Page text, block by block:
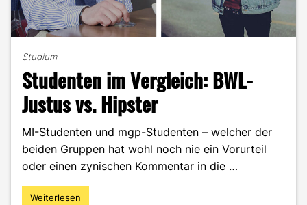
Studium
Studenten im Vergleich: BWL-
Justus vs. Hipster
MI-Studenten und mgp-Studenten – welcher der
beiden Gruppen hat wohl noch nie ein Vorurteil
oder einen zynischen Kommentar in die …
"Studenten
Weiterlesen